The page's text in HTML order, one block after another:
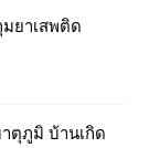
ยาเสพติด
ตุภูมิ บ้านเกิด